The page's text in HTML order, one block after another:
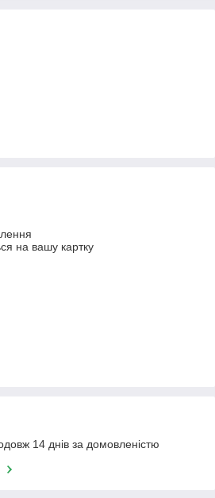
на вашу картку
14 днів за домовленістю